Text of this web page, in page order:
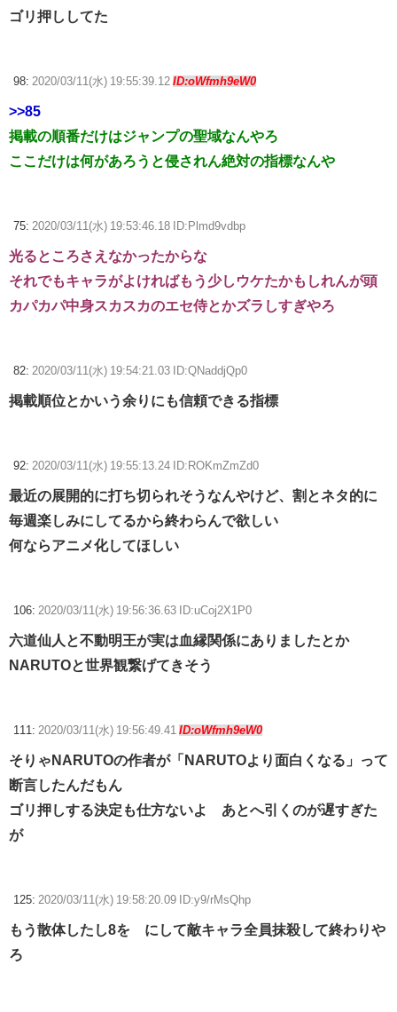
ゴリ押ししてた
98: 2020/03/11(水) 19:55:39.12 ID:oWfmh9eW0
>>85
掲載の順番だけはジャンプの聖域なんやろ
ここだけは何があろうと侵されん絶対の指標なんや
75: 2020/03/11(水) 19:53:46.18 ID:Plmd9vdbp
光るところさえなかったからな
それでもキャラがよければもう少しウケたかもしれんが頭
カパカパ中身スカスカのエセ侍とかズラしすぎやろ
82: 2020/03/11(水) 19:54:21.03 ID:QNaddjQp0
掲載順位とかいう余りにも信頼できる指標
92: 2020/03/11(水) 19:55:13.24 ID:ROKmZmZd0
最近の展開的に打ち切られそうなんやけど、割とネタ的に
毎週楽しみにしてるから終わらんで欲しい
何ならアニメ化してほしい
106: 2020/03/11(水) 19:56:36.63 ID:uCoj2X1P0
六道仙人と不動明王が実は血縁関係にありましたとか
NARUTOと世界観繋げてきそう
111: 2020/03/11(水) 19:56:49.41 ID:oWfmh9eW0
そりゃNARUTOの作者が「NARUTOより面白くなる」って
断言したんだもん
ゴリ押しする決定も仕方ないよ あとへ引くのが遅すぎた
が
125: 2020/03/11(水) 19:58:20.09 ID:y9/rMsQhp
もう散体したし8を∞にして敵キャラ全員抹殺して終わりや
ろ